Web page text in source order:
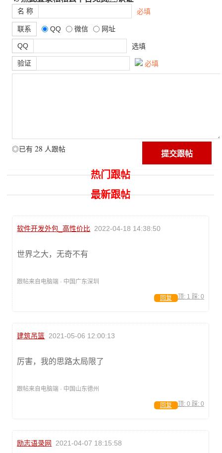
名 称 必填
联系 QQ 微信 网址
QQ 选填
验证 必填
◎已有 28 人跟帖
热门跟帖
最新跟帖
软件开发外包_高性价比 2022-04-18 14:38:50
世界之大，无奇不有
跟帖来自电脑端 · 中国广东深圳
顶: 1 踩: 0
回复
建筑吊篮 2021-05-06 12:00:13
厉害，我的思路太局限了
跟帖来自电脑端 · 中国山东德州
顶: 0 踩: 0
回复
励志语录网 2021-04-07 18:15:58